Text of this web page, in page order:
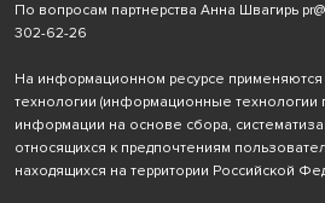
По вопросам партнерства Анна Швагирь
302-62-26
На информационном ресурсе
технологии (информационные технологии
информации на основе сбора,
относящихся к предпочтениям
находящихся на территории Российской